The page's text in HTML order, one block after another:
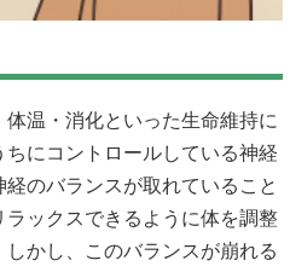
温・消化といった生命維持に
にコントロールしている神経
のバランスが取れていること
ックスできるように体を調整
かし、このバランスが崩れる